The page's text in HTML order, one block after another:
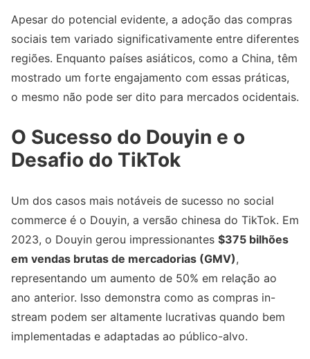
Apesar do potencial evidente, a adoção das compras
sociais tem variado significativamente entre diferentes
regiões. Enquanto países asiáticos, como a China, têm
mostrado um forte engajamento com essas práticas,
o mesmo não pode ser dito para mercados ocidentais.
O Sucesso do Douyin e o
Desafio do TikTok
Um dos casos mais notáveis de sucesso no social
commerce é o Douyin, a versão chinesa do TikTok. Em
2023, o Douyin gerou impressionantes $375 bilhões
em vendas brutas de mercadorias (GMV),
representando um aumento de 50% em relação ao
ano anterior. Isso demonstra como as compras in-
stream podem ser altamente lucrativas quando bem
implementadas e adaptadas ao público-alvo.